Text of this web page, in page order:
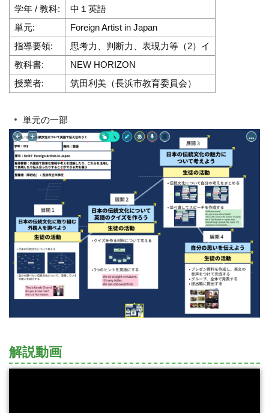
学年 / 教科:
中１英語
単元:
Foreign Artist in Japan
指導要領:
思考力、判断力、表現力等（2）イ
教科書:
NEW HORIZON
授業者:
筑田利美（長浜市教育委員会）
単元の一部
解説動画